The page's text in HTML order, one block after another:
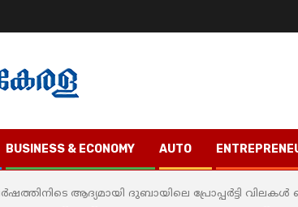
BUSINESS & ECONOMY AUTO
ആദ്യമായി ദുബായിലെ പ്രോപ്പര്‍ട്ടി വിലകള്‍